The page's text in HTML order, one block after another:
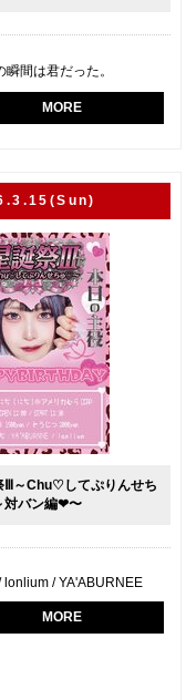
瞬間は君だった。
MORE
Ⅲ～Chu♡してぷりんせち
対バン編❤〜
lonlium / YA'ABURNEE
MORE